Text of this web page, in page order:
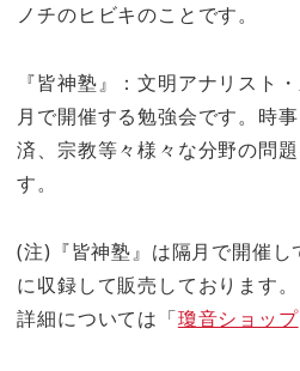
ノチのヒビキのことです。
『皆神塾』：文明アナリスト
月で開催する勉強会です。時
済、宗教等々様々な分野の問
す。
(注)『皆神塾』は隔月で開催
に収録して販売しております。
詳細については「瓊音ショップ